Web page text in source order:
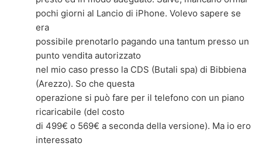
pochi giorni al Lancio di iPhone. Volevo sapere se
era
possibile prenotarlo pagando una tantum presso un
punto vendita autorizzato
nel mio caso presso la CDS (Butali spa) di Bibbiena
(Arezzo). So che questa
operazione si può fare per il telefono con un piano
ricaricabile (del costo
di 499€ o 569€ a seconda della versione). Ma io ero
interessato